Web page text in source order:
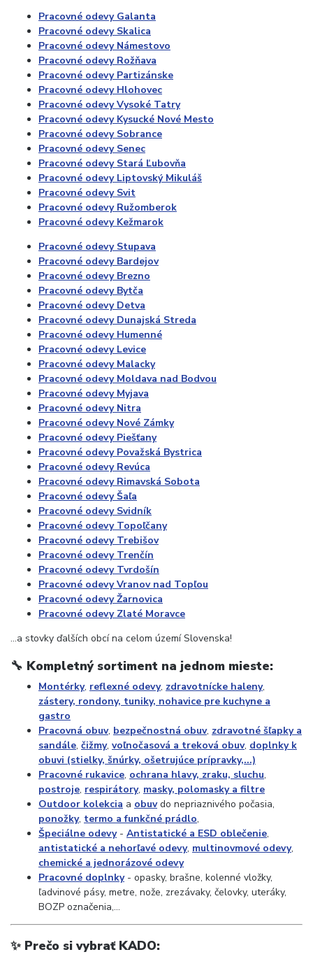
Pracovné odevy Galanta
Pracovné odevy Skalica
Pracovné odevy Námestovo
Pracovné odevy Rožňava
Pracovné odevy Partizánske
Pracovné odevy Hlohovec
Pracovné odevy Vysoké Tatry
Pracovné odevy Kysucké Nové Mesto
Pracovné odevy Sobrance
Pracovné odevy Senec
Pracovné odevy Stará Ľubovňa
Pracovné odevy Liptovský Mikuláš
Pracovné odevy Svit
Pracovné odevy Ružomberok
Pracovné odevy Kežmarok
Pracovné odevy Stupava
Pracovné odevy Bardejov
Pracovné odevy Brezno
Pracovné odevy Bytča
Pracovné odevy Detva
Pracovné odevy Dunajská Streda
Pracovné odevy Humenné
Pracovné odevy Levice
Pracovné odevy Malacky
Pracovné odevy Moldava nad Bodvou
Pracovné odevy Myjava
Pracovné odevy Nitra
Pracovné odevy Nové Zámky
Pracovné odevy Piešťany
Pracovné odevy Považská Bystrica
Pracovné odevy Revúca
Pracovné odevy Rimavská Sobota
Pracovné odevy Šaľa
Pracovné odevy Svidník
Pracovné odevy Topoľčany
Pracovné odevy Trebišov
Pracovné odevy Trenčín
Pracovné odevy Tvrdošín
Pracovné odevy Vranov nad Topľou
Pracovné odevy Žarnovica
Pracovné odevy Zlaté Moravce
...a stovky ďalších obcí na celom území Slovenska!
🔧 Kompletný sortiment na jednom mieste:
Montérky, reflexné odevy, zdravotnícke haleny,
zástery, rondony, tuniky, nohavice pre kuchyne a
gastro
Pracovná obuv, bezpečnostná obuv, zdravotné šľapky a
sandále, čižmy, voľnočasová a treková obuv, doplnky k
obuvi (stielky, šnúrky, ošetrujúce prípravky,...)
Pracovné rukavice, ochrana hlavy, zraku, sluchu,
postroje, respirátory, masky, polomasky a filtre
Outdoor kolekcia a obuvdo nepriaznivého počasia,
ponožky, termo a funkčné prádlo,
Špeciálne odevy- Antistatické a ESD oblečenie,
antistatické a nehorľavé odevy, multinovmové odevy,
chemické a jednorázové odevy
Pracovné doplnky- opasky, brašne, kolenné vložky,
ľadvinové pásy, metre, nože, zrezávaky, čelovky, uteráky,
BOZP označenia,...
✨ Prečo si vybrať KADO: